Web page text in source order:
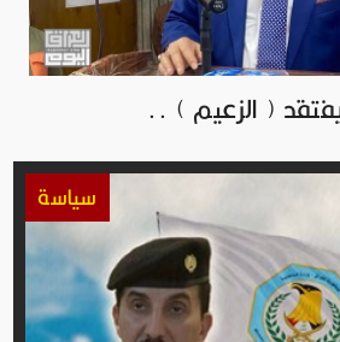
يفتقد ( الزعيم ) ..
سياسة